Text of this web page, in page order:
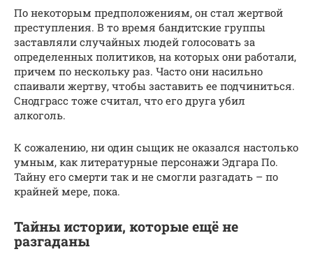
По некоторым предположениям, он стал жертвой
преступления. В то время бандитские группы
заставляли случайных людей голосовать за
определенных политиков, на которых они работали,
причем по нескольку раз. Часто они насильно
спаивали жертву, чтобы заставить ее подчиниться.
Снодграсс тоже считал, что его друга убил
алкоголь.
К сожалению, ни один сыщик не оказался настолько
умным, как литературные персонажи Эдгара По.
Тайну его смерти так и не смогли разгадать – по
крайней мере, пока.
Тайны истории, которые ещё не
разгаданы